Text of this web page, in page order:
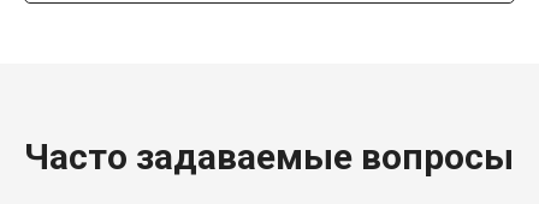
Часто задаваемые вопросы